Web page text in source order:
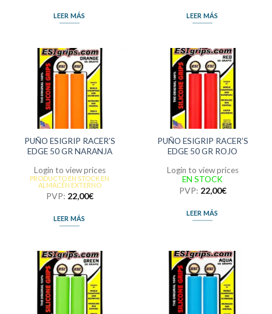
LEER MÁS LEER MÁS
PUÑO ESIGRIP RACER’S
EDGE 50 GR NARANJA
Login to view prices
PRODUCTO EN STOCK EN
ALMACÉN EXTERNO
PVP: 22,00€
LEER MÁS
PUÑO ESIGRIP RACER’S
EDGE 50 GR ROJO
Login to view prices
EN STOCK
PVP: 22,00€
LEER MÁS